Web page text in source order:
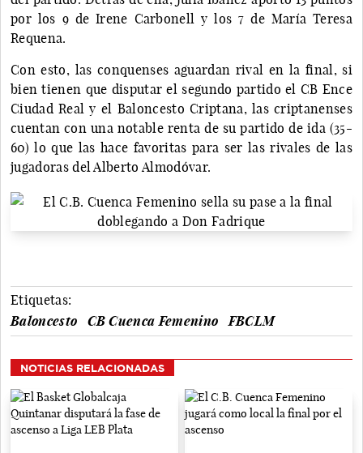
por los 9 de Irene Carbonell y los 7 de María Teresa
Requena.
Con esto, las conquenses aguardan rival en la final, si
bien tienen que disputar el segundo partido el CB Ence
Ciudad Real y el Baloncesto Criptana, las criptanenses
cuentan con una notable renta de su partido de ida (35-
60) lo que las hace favoritas para ser las rivales de las
jugadoras del Alberto Almodóvar.
Etiquetas:
Baloncesto
CB Cuenca Femenino FBCLM
NOTICIAS RELACIONADAS